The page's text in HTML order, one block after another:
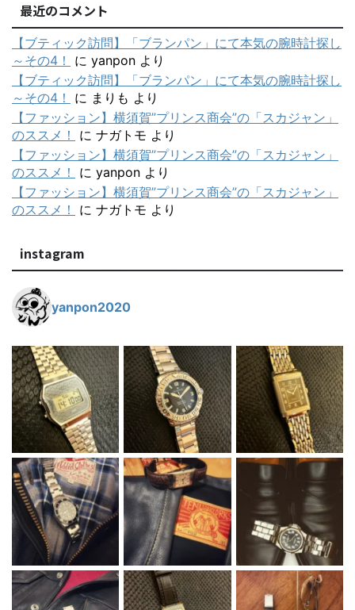
最近のコメント
【ブティック訪問】「ブランパン」にて本気の腕時計探し
～その4！
に yanpon より
【ブティック訪問】「ブランパン」にて本気の腕時計探し
～その4！
に まりも より
【ファッション】横須賀”プリンス商会”の「スカジャン」
のススメ！
に ナガトモ より
【ファッション】横須賀”プリンス商会”の「スカジャン」
のススメ！
に yanpon より
【ファッション】横須賀”プリンス商会”の「スカジャン」
のススメ！
に ナガトモ より
instagram
yanpon2020